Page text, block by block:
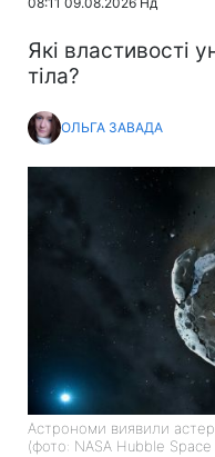
Які властивості
тіла?
ОЛЬГА ЗАВАДА
Астрономи виявили
(фото: NASA Hubble